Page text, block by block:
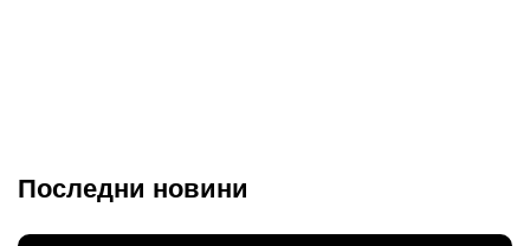
Последни новини